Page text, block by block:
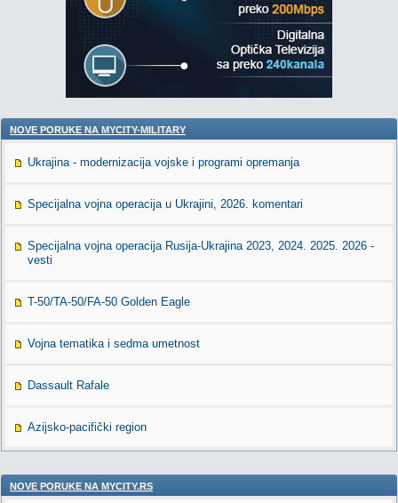
NOVE PORUKE NA MYCITY-MILITARY
Ukrajina - modernizacija vojske i programi opremanja
Specijalna vojna operacija u Ukrajini, 2026. komentari
Specijalna vojna operacija Rusija-Ukrajina 2023, 2024. 2025. 2026 -
vesti
T-50/TA-50/FA-50 Golden Eagle
Vojna tematika i sedma umetnost
Dassault Rafale
Azijsko-pacifički region
NOVE PORUKE NA MYCITY.RS